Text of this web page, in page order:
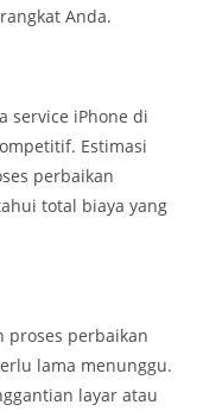
Anda.
service iPhone di
Estimasi
perbaikan
total biaya yang
proses perbaikan
lama menunggu.
layar atau